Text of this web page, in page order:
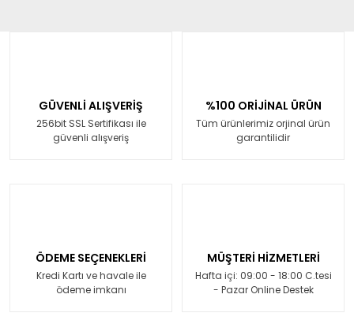
GÜVENLİ ALIŞVERİŞ
256bit SSL Sertifikası ile
güvenli alışveriş
%100 ORİJİNAL ÜRÜN
Tüm ürünlerimiz orjinal ürün
garantilidir
ÖDEME SEÇENEKLERİ
Kredi Kartı ve havale ile
ödeme imkanı
MÜŞTERİ HİZMETLERİ
Hafta içi: 09:00 - 18:00 C.tesi
- Pazar Online Destek